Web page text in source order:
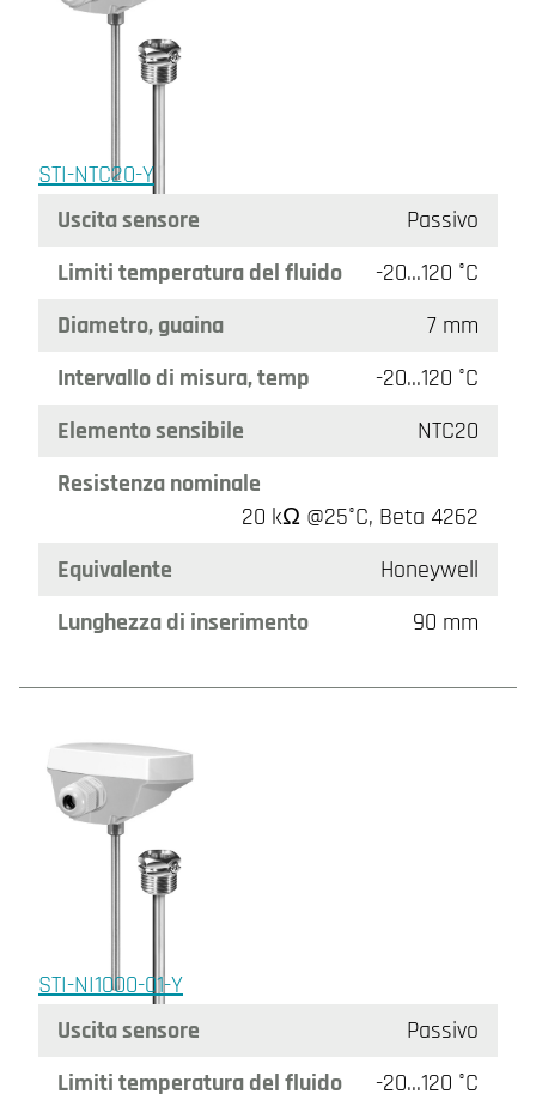
STI-NTC20-Y
Uscita sensore
Passivo
Limiti temperatura del fluido
-20…120 °C
Diametro, guaina
7 mm
Intervallo di misura, temp
-20…120 °C
Elemento sensibile
NTC20
Resistenza nominale
20 kΩ @25°C, Beta 4262
Equivalente
Honeywell
Lunghezza di inserimento
90 mm
STI-NI1000-01-Y
Uscita sensore
Passivo
Limiti temperatura del fluido
-20…120 °C